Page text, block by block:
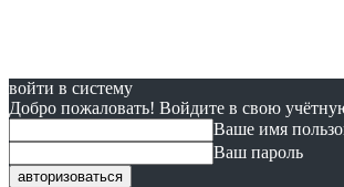
войти в систему
Добро пожаловать! Войдите в свою
Ваше имя
Ваш пароль